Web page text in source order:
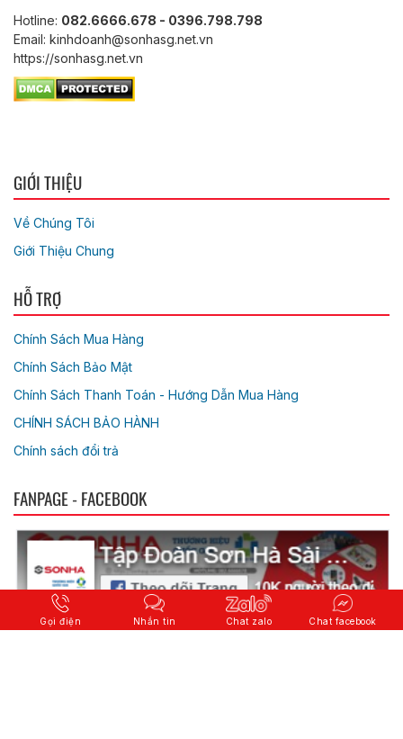
Hotline: 082.6666.678 - 0396.798.798
Email: kinhdoanh@sonhasg.net.vn
https://sonhasg.net.vn
GIỚI THIỆU
Về Chúng Tôi
Giới Thiệu Chung
HỖ TRỢ
Chính Sách Mua Hàng
Chính Sách Bảo Mật
Chính Sách Thanh Toán - Hướng Dẫn Mua Hàng
CHÍNH SÁCH BẢO HÀNH
Chính sách đổi trả
FANPAGE - FACEBOOK
Gọi điện Nhắn tin Chat zalo Chat facebook